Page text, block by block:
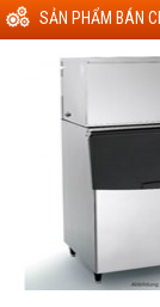
SẢN PHẨM BÁN